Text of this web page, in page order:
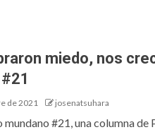
miedo, nos
de 2021 josenatsuhara
#21, una columna de